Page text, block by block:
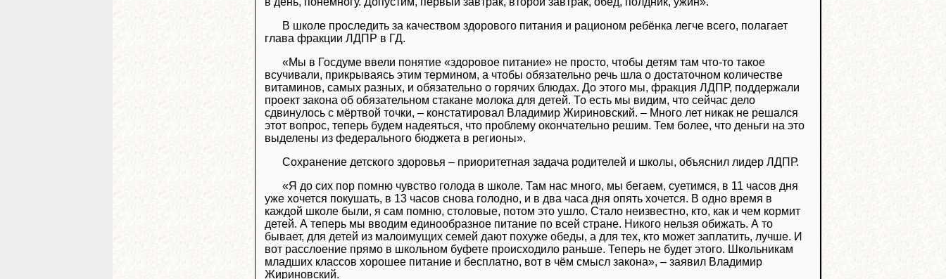
В школе проследить за качеством здорового питания и рационом ребёнка легче всего, полагает
глава фракции ЛДПР в ГД.
«Мы в Госдуме ввели понятие «здоровое питание» не просто, чтобы детям там что-то такое
всучивали, прикрываясь этим термином, а чтобы обязательно речь шла о достаточном количестве
витаминов, самых разных, и обязательно о горячих блюдах. До этого мы, фракция ЛДПР, поддержали
проект закона об обязательном стакане молока для детей. То есть мы видим, что сейчас дело
сдвинулось с мёртвой точки, ‒ констатировал Владимир Жириновский. ‒ Много лет никак не решался
этот вопрос, теперь будем надеяться, что проблему окончательно решим. Тем более, что деньги на это
выделены из федерального бюджета в регионы».
Сохранение детского здоровья ‒ приоритетная задача родителей и школы, объяснил лидер ЛДПР.
«Я до сих пор помню чувство голода в школе. Там нас много, мы бегаем, суетимся, в 11 часов дня
уже хочется покушать, в 13 часов снова голодно, и в два часа дня опять хочется. В одно время в
каждой школе были, я сам помню, столовые, потом это ушло. Стало неизвестно, кто, как и чем кормит
детей. А теперь мы вводим единообразное питание по всей стране. Никого нельзя обижать. А то
бывает, для детей из малоимущих семей дают похуже обеды, а для тех, кто может заплатить, лучше. И
вот расслоение прямо в школьном буфете происходило раньше. Теперь не будет этого. Школьникам
младших классов хорошее питание и бесплатно, вот в чём смысл закона», ‒ заявил Владимир
Жириновский.